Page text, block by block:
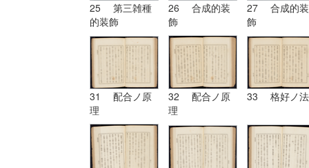
25 第三雑種
的装飾
26 合成的装
飾
27 合成的装
飾
31 配合ノ原
理
32 配合ノ原
理
33 格好ノ法